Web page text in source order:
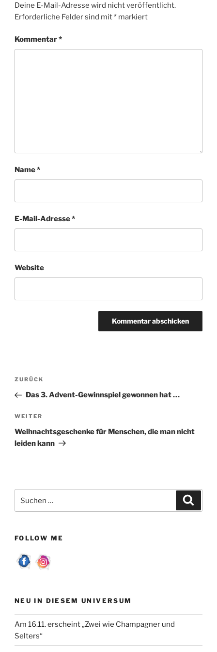
Deine E-Mail-Adresse wird nicht veröffentlicht.
Erforderliche Felder sind mit* markiert
Kommentar*
Name*
E-Mail-Adresse*
Website
Beitragsnavigation
Vorheriger
Beitrag
ZURÜCK
Das 3. Advent-Gewinnspiel gewonnen hat …
Nächster
Beitrag
WEITER
Weihnachtsgeschenke für Menschen, die man nicht
leiden kann
nach:
FOLLOW ME
NEU IN DIESEM UNIVERSUM
Am 16.11. erscheint „Zwei wie Champagner und
Selters“